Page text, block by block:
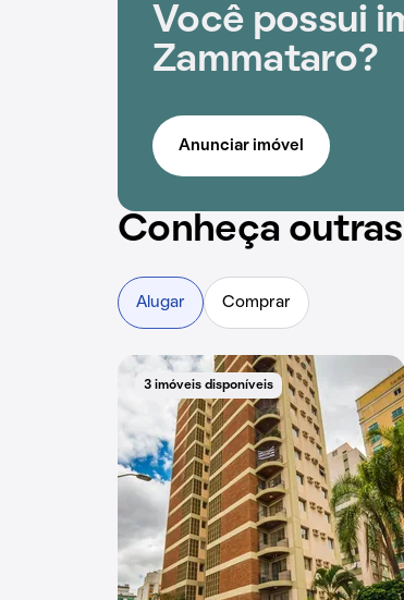
Você possui
Zammataro?
Anunciar imóvel
Conheça
Alugar Comprar
3 imóveis disponíveis